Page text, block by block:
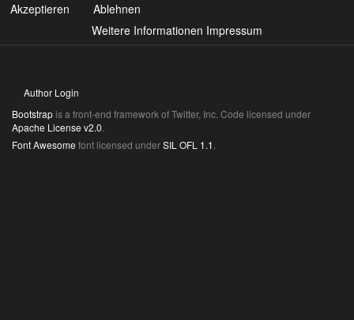
Author Login
Bootstrapis a front-end framework of Twitter, Inc. Code licensed under
Apache License v2.0
Font Awesome font licensed underSIL OFL 1.1
Akzeptieren
Ablehnen
Weitere Informationen Impressum